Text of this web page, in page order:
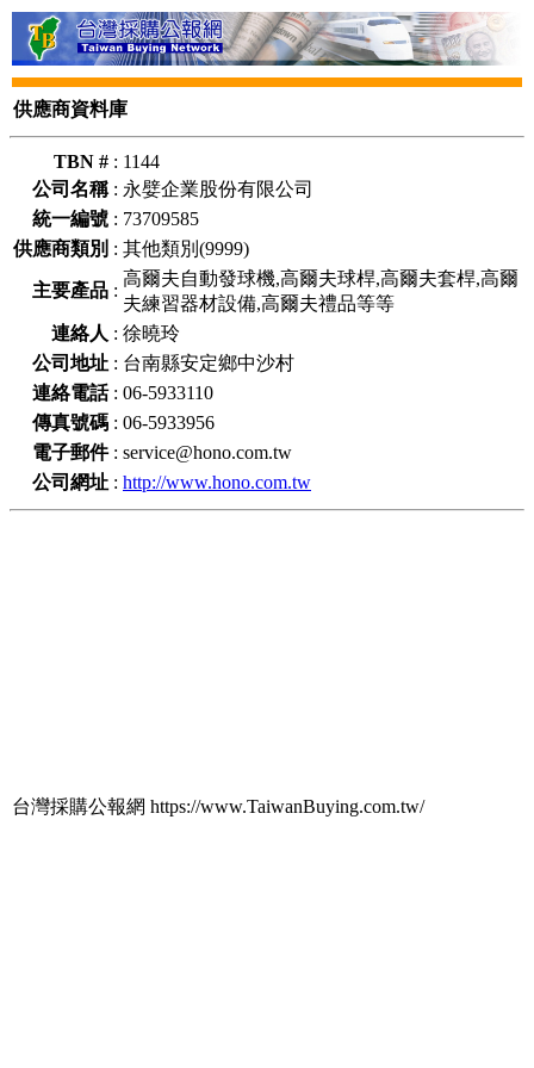
供應商資料庫
TBN # : 1144
公司名稱: 永嬖企業股份有限公司
統一編號 : 73709585
供應商類別 : 其他類別(9999)
主要產品 :
高爾夫自動發球機,高爾夫球桿,高爾夫套桿,高爾
夫練習器材設備,高爾夫禮品等等
連絡人 : 徐曉玲
公司地址 : 台南縣安定鄉中沙村
連絡電話: 06-5933110
傳真號碼 : 06-5933956
電子郵件: service@hono.com.tw
公司網址 : http://www.hono.com.tw
台灣採購公報網 https://www.TaiwanBuying.com.tw/